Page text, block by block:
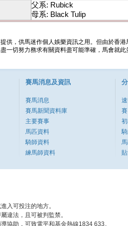
父系: Rubick
母系: Black Tulip
供，供馬迷作個人娛樂資訊之用。但由於香
一切努力務求有關資料盡可能準確，馬會就
賽馬消息及資訊
賽馬消息
賽馬新聞資料庫
主要賽事
馬匹資料
騎師資料
練馬師資料
入可投注的地方。
違法，且可被判監禁。
協助，可致電平和基金熱線1834 633。